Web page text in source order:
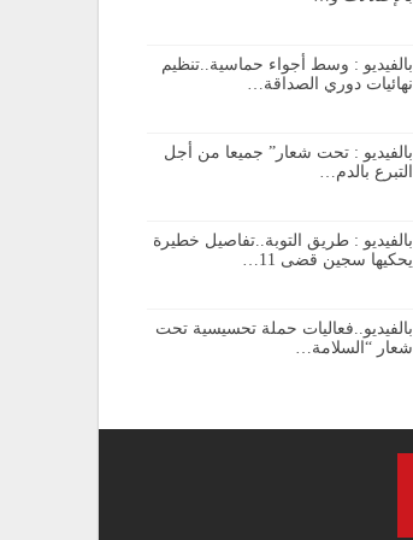
بالفيديو : وسط أجواء حماسية..تنظيم
نهائيات دوري الصداقة…
بالفيديو : تحت شعار” جميعا من أجل
التبرع بالدم…
بالفيديو : طريق التوبة..تفاصيل خطيرة
يحكيها سجين قضى 11…
بالفيديو..فعاليات حملة تحسيسية تحت
شعار “السلامة…